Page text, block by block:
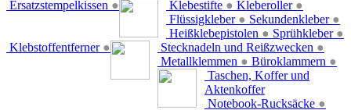
Ersatzstempelkissen ● Klebestifte ● Kleberoller ●
Flüssigkleber ● Sekundenkleber ●
Heißklebepistolen ● Sprühkleber ●
Klebstoffentferner ● Stecknadeln und Reißzwecken ●
Metallklemmen ● Büroklammern ●
Taschen, Koffer und
Aktenkoffer
Notebook-Rucksäcke ●